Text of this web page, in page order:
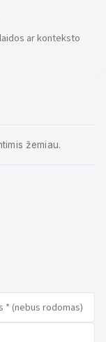
ar konteksto
žemiau.